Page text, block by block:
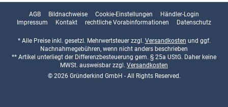
AGB Bildnachweise Cookie-Einstellungen
Händler-Login
Impressum
Kontakt rechtliche Vorabinformationen Datenschutz
* Alle Preise inkl. gesetzl. Mehrwertsteuer zzgl. Versandkosten und ggf.
Nachnahmegebühren, wenn nicht anders beschrieben
** Artikel unterliegt der Differenzbesteuerung gem. § 25a UStG. Daher keine
MWSt. ausweisbar zzgl. Versandkosten
© 2026 Gründerkind GmbH - All Rights Reserved.